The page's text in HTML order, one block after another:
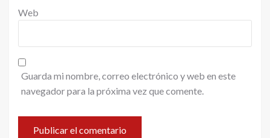
Web
Guarda mi nombre, correo electrónico y web en este
navegador para la próxima vez que comente.